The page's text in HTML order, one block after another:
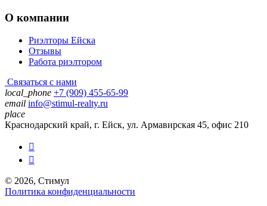
О компании
Риэлторы Ейска
Отзывы
Работа риэлтором
Связаться с нами
local_phone +7 (909) 455-65-99
email info@stimul-realty.ru
place
Краснодарский край, г. Ейск, ул. Армавирская 45, офис 210


© 2026, Стимул
Политика конфиденциальности